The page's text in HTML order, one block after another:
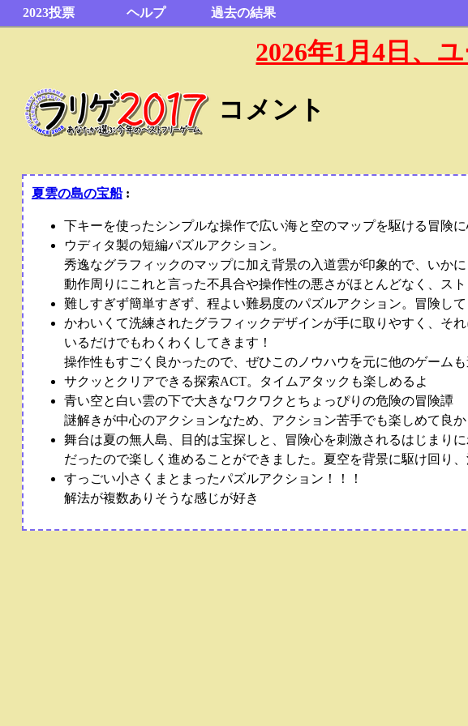
2023投票 ヘルプ 過去の結果
2026年1月4日、
コメント
夏雲の島の宝船:
下キーを使ったシンプルな操作で広い海と空のマップを駆ける冒険
ウディタ製の短編パズルアクション。
秀逸なグラフィックのマップに加え背景の入道雲が印象的で、いか
動作周りにこれと言った不具合や操作性の悪さがほとんどなく、スト
難しすぎず簡単すぎず、程よい難易度のパズルアクション。冒険し
かわいくて洗練されたグラフィックデザインが手に取りやすく、そ
いるだけでもわくわくしてきます！
操作性もすごく良かったので、ぜひこのノウハウを元に他のゲーム
サクッとクリアできる探索ACT。タイムアタックも楽しめるよ
青い空と白い雲の下で大きなワクワクとちょっぴりの危険の冒険譚
謎解きが中心のアクションなため、アクション苦手でも楽しめて良
舞台は夏の無人島、目的は宝探しと、冒険心を刺激されるはじまり
だったので楽しく進めることができました。夏空を背景に駆け回り
すっごい小さくまとまったパズルアクション！！！
解法が複数ありそうな感じが好き